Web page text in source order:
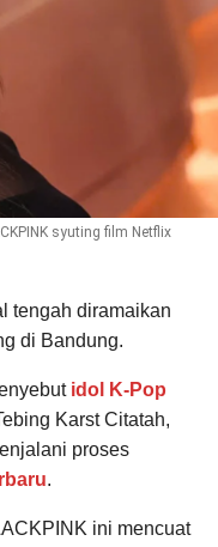
syuting film Netflix
tengah diramaikan
di Bandung.
idol K-Pop
Karst Citatah,
proses
.
ini mencuat